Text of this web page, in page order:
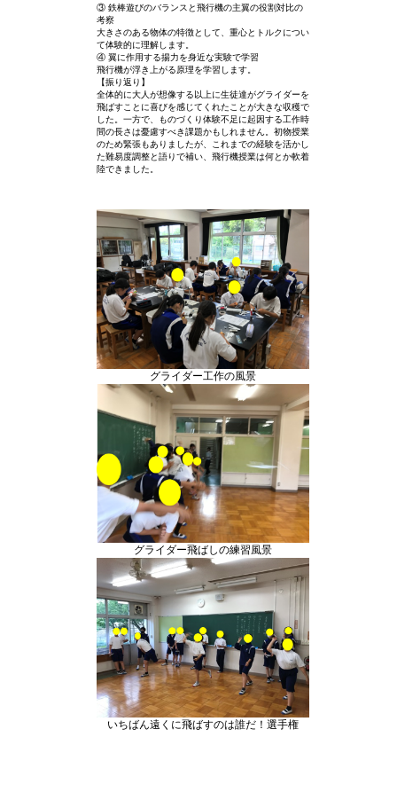
③ 鉄棒遊びのバランスと飛行機の主翼の役割対比の
考察
大きさのある物体の特徴として、重心とトルクについ
て体験的に理解します。
④ 翼に作用する揚力を身近な実験で学習
飛行機が浮き上がる原理を学習します。
【振り返り】
全体的に大人が想像する以上に生徒達がグライダーを
飛ばすことに喜びを感じてくれたことが大きな収穫で
した。一方で、ものづくり体験不足に起因する工作時
間の長さは憂慮すべき課題かもしれません。初物授業
のため緊張もありましたが、これまでの経験を活かし
た難易度調整と語りで補い、飛行機授業は何とか軟着
陸できました。
グライダー工作の風景
グライダー飛ばしの練習風景
いちばん遠くに飛ばすのは誰だ！選手権